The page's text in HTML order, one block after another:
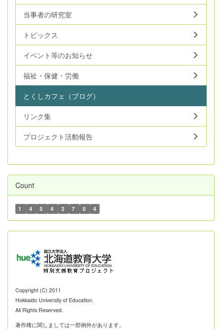
当事者の研究室
トピックス
イベント等のお知らせ
福祉・保健・労働
とくしカフェ（ブログ）
リンク集
プロジェクト活動報告
Count
1 4 5 4 2 7 0 4
Copyright (C) 2011
Hokkaido University of Education.
All Rights Reserved.
著作権に関しましては一部例外があります。